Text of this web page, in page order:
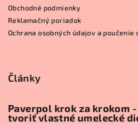
Obchodné podmienky
Reklamačný poriadok
Ochrana osobných údajov a poučenie
Články
Paverpol krok za krokom
tvoriť vlastné umelecké